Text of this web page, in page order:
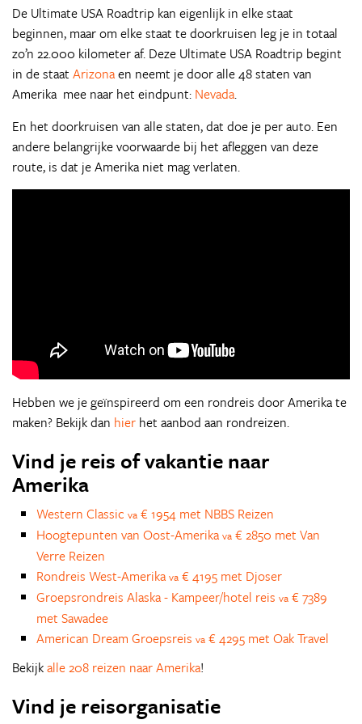
De Ultimate USA Roadtrip kan eigenlijk in elke staat
beginnen, maar om elke staat te doorkruisen leg je in totaal
zo’n 22.000 kilometer af. Deze Ultimate USA Roadtrip begint
in de staat Arizonaen neemt je door alle 48 staten van
Amerika mee naar het eindpunt: Nevada.
En het doorkruisen van alle staten, dat doe je per auto. Een
andere belangrijke voorwaarde bij het afleggen van deze
route, is dat je Amerika niet mag verlaten.
Hebben we je geïnspireerd om een rondreis door Amerika te
maken? Bekijk dan hier het aanbod aan rondreizen.
Vind je reis of vakantie naar
Amerika
Western Classic va € 1954 met NBBS Reizen
Hoogtepunten van Oost-Amerika va € 2850 met Van
Verre Reizen
Rondreis West-Amerika va € 4195 met Djoser
Groepsrondreis Alaska - Kampeer/hotel reis va € 7389
met Sawadee
American Dream Groepsreis va € 4295 met Oak Travel
Bekijkalle 208 reizen naar Amerika!
Vind je reisorganisatie